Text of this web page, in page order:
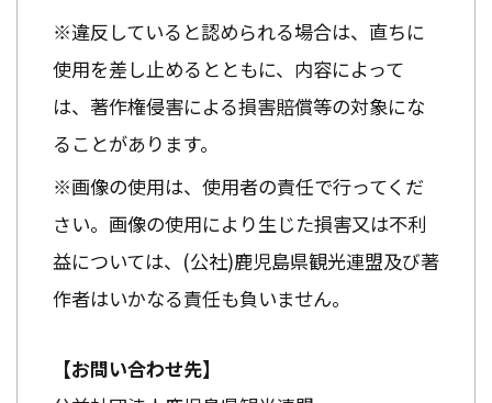
※違反していると認められる場合は、直ちに
使用を差し止めるとともに、内容によって
は、著作権侵害による損害賠償等の対象にな
ることがあります。
※画像の使用は、使用者の責任で行ってくだ
さい。画像の使用により生じた損害又は不利
益については、(公社)鹿児島県観光連盟及び著
作者はいかなる責任も負いません。
【お問い合わせ先】